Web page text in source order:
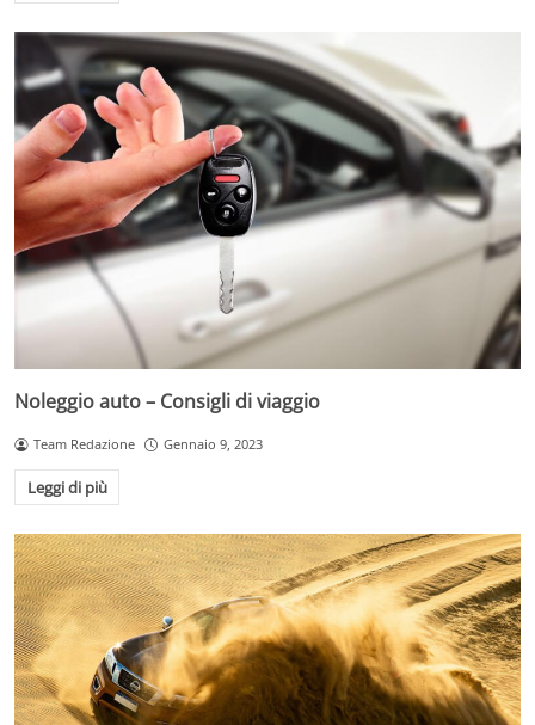
Noleggio auto – Consigli di viaggio
Team Redazione Gennaio 9, 2023
Leggi di più